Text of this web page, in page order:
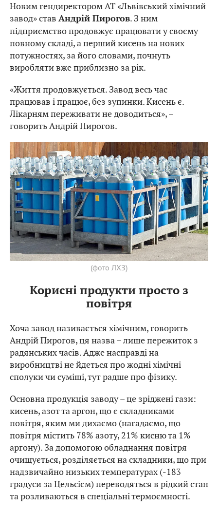
Новим гендиректором АТ «Львівський хімічний
завод» став Андрій Пирогов. З ним
підприємство продовжує працювати у своєму
повному складі, а перший кисень на нових
потужностях, за його словами, почнуть
виробляти вже приблизно за рік.
«Життя продовжується. Завод весь час
працював і працює, без зупинки. Кисень є.
Лікарням переживати не доводиться», –
говорить Андрій Пирогов.
(фото ЛХЗ)
Корисні продукти просто з
повітря
Хоча завод називається хімічним, говорить
Андрій Пирогов, ця назва – лише пережиток з
радянських часів. Адже насправді на
виробництві не йдеться про жодні хімічні
сполуки чи суміші, тут радше про фізику.
Основна продукція заводу – це зріджені гази:
кисень, азот та аргон, що є складниками
повітря, яким ми дихаємо (нагадаємо, що
повітря містить 78% азоту, 21% кисню та 1%
аргону). За допомогою обладнання повітря
очищується, розділяється на складники, що при
надзвичайно низьких температурах (-183
градуси за Цельсієм) переводяться в рідкий стан
та розливаються в спеціальні термоємності.